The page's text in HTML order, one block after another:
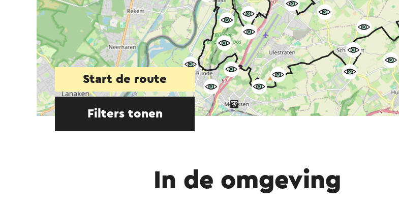
Start de route
Filters tonen
In de omgeving